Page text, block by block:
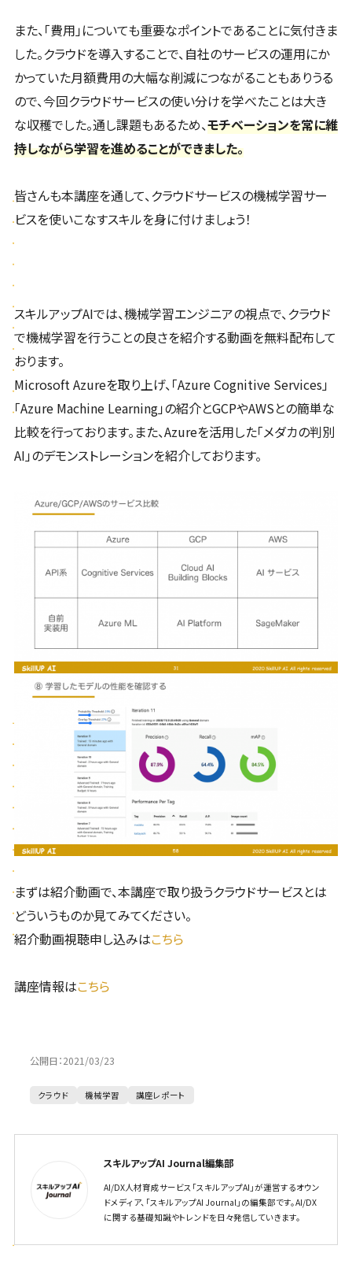
また、「費用」についても重要なポイントであることに気付きま
した。クラウドを導入することで、自社のサービスの運用にか
かっていた月額費用の大幅な削減につながることもありうる
ので、今回クラウドサービスの使い分けを学べたことは大き
な収穫でした。通し課題もあるため、モチベーションを常に維
持しながら学習を進めることができました。
皆さんも本講座を通して、クラウドサービスの機械学習サー
ビスを使いこなすスキルを身に付けましょう！
スキルアップAIでは、機械学習エンジニアの視点で、クラウド
で機械学習を行うことの良さを紹介する動画を無料配布して
おります。
Microsoft Azureを取り上げ、「Azure Cognitive Services」
「Azure Machine Learning」の紹介とGCPやAWSとの簡単な
比較を行っております。また、Azureを活用した「メダカの判別
AI」のデモンストレーションを紹介しております。
まずは紹介動画で、本講座で取り扱うクラウドサービスとは
どういうものか見てみてください。
紹介動画視聴申し込みはこちら
講座情報はこちら
公開日：2021/03/23
クラウド 機械学習 講座レポート
スキルアップAI Journal編集部
AI/DX人材育成サービス「スキルアップAI」が運営するオウン
ドメディア、「スキルアップAI Journal」の編集部です。AI/DX
に関する基礎知識やトレンドを日々発信していきます。